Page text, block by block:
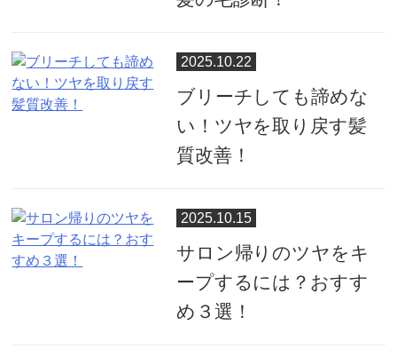
2025.10.22
ブリーチしても諦めな
い！ツヤを取り戻す髪
質改善！
2025.10.15
サロン帰りのツヤをキ
ープするには？おすす
め３選！